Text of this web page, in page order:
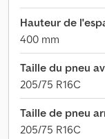
Hauteur de
400 mm
Taille du pneu
205/75 R16C
Taille de pneu
205/75 R16C